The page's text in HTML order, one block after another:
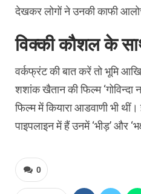
देखकर लोगों ने उनकी काफी
विक्की कौशल के
वर्कफ्रंट की बात करें तो भूमि
शशांक खैतान की फिल्म
फिल्म में कियारा आडवाणी भी
पाइपलाइन में हैं उनमें ‘भीड़’ और
0